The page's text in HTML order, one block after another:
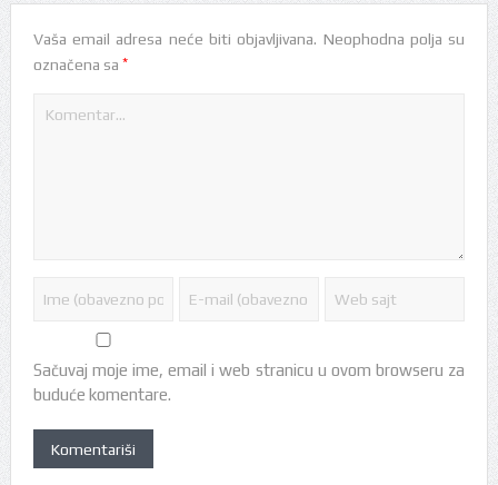
Vaša email adresa neće biti objavljivana. Neophodna polja su
označena sa *
Sačuvaj moje ime, email i web stranicu u ovom browseru za
buduće komentare.